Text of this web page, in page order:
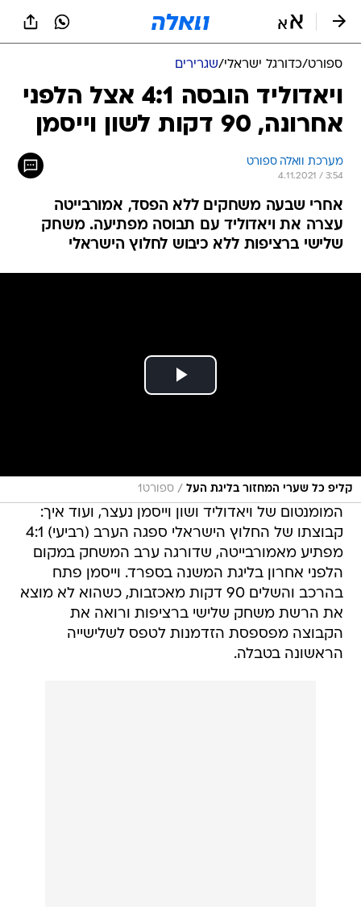
ספורט/כדורגל ישראלי/שגרירים
ויאדוליד הובסה 4:1 אצל הלפני
אחרונה, 90 דקות לשון וייסמן
מערכת וואלה ספורט
4.11.2021 / 3:54
אחרי שבעה משחקים ללא הפסד, אמורבייטה
עצרה את ויאדוליד עם תבוסה מפתיעה. משחק
שלישי ברציפות ללא כיבוש לחלוץ הישראלי
קליפ כל שערי המחזור בליגת העל / ספורט1
המומנטום של ויאדוליד ושון וייסמן נעצר, ועוד איך:
קבוצתו של החלוץ הישראלי ספגה הערב (רביעי) 4:1
מפתיע מאמורבייטה, שדורגה ערב המשחק במקום
הלפני אחרון בליגת המשנה בספרד. וייסמן פתח
בהרכב והשלים 90 דקות מאכזבות, כשהוא לא מוצא
את הרשת משחק שלישי ברציפות ורואה את
הקבוצה מפספסת הזדמנות לטפס לשלישייה
הראשונה בטבלה.